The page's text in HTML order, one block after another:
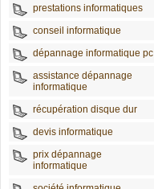
prestations informatiques
conseil informatique
dépannage informatique pc
assistance dépannage
informatique
récupération disque dur
devis informatique
prix dépannage
informatique